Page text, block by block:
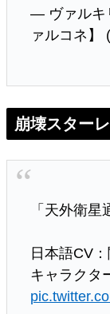
— ヴァルキ
ァルコネ】
崩壊スター
「天外衛
日本語CV
キャラクタ